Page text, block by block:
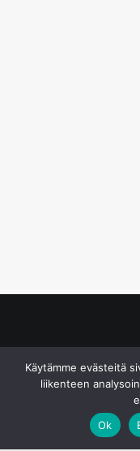
Käytämme evästeitä
liikenteen
Ok